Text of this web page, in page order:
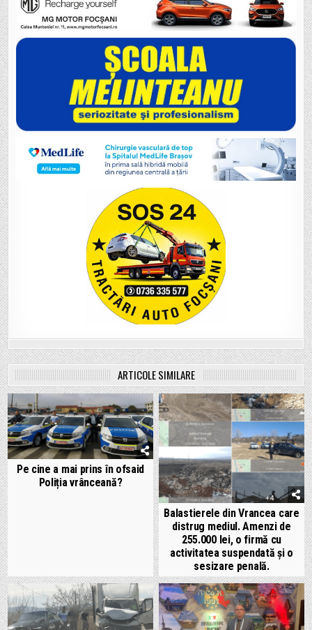
ARTICOLE SIMILARE
Pe cine a mai prins în ofsaid
Poliția vrânceană?
Balastierele din Vrancea care
distrug mediul. Amenzi de
255.000 lei, o firmă cu
activitatea suspendată și o
sesizare penală.